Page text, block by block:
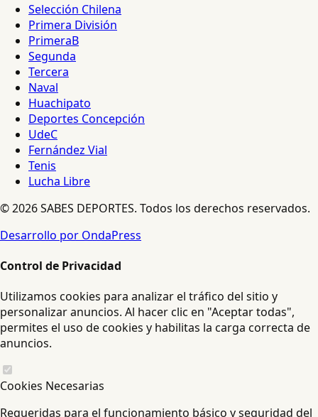
Selección Chilena
Primera División
PrimeraB
Segunda
Tercera
Naval
Huachipato
Deportes Concepción
UdeC
Fernández Vial
Tenis
Lucha Libre
© 2026 SABES DEPORTES. Todos los derechos reservados.
Desarrollo por OndaPress
Control de Privacidad
Utilizamos cookies para analizar el tráfico del sitio y
personalizar anuncios. Al hacer clic en "Aceptar todas",
permites el uso de cookies y habilitas la carga correcta de
anuncios.
Cookies Necesarias
Requeridas para el funcionamiento básico y seguridad del